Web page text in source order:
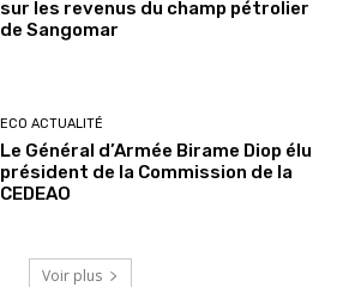
sur les revenus du champ pétrolier
de Sangomar
ECO ACTUALITÉ
Le Général d’Armée Birame Diop élu
président de la Commission de la
CEDEAO
Voir plus